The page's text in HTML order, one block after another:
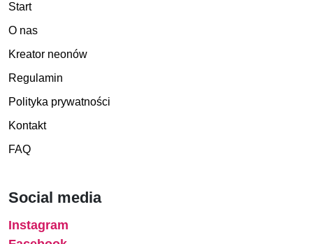
Start
O nas
Kreator neonów
Regulamin
Polityka prywatności
Kontakt
FAQ
Social media
Instagram